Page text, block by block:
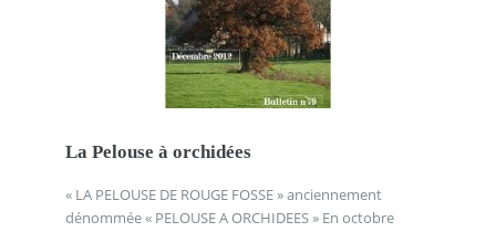
La Pelouse à orchidées
« LA PELOUSE DE ROUGE FOSSE » anciennement
dénommée « PELOUSE A ORCHIDEES » En octobre